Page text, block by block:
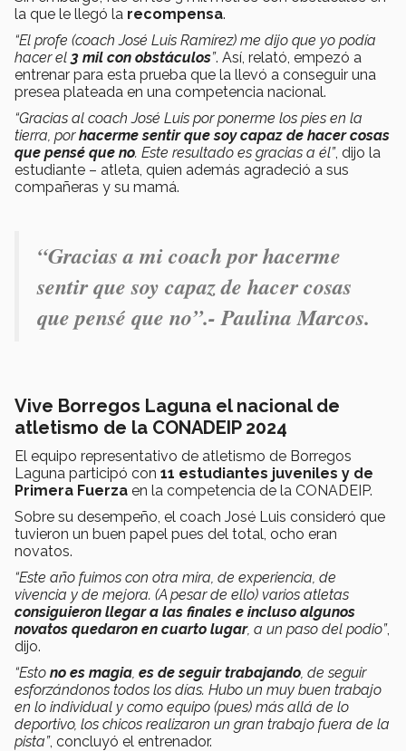
la que le llegó la recompensa.
“El profe (coach José Luis Ramírez) me dijo que yo podía
hacer el 3 mil con obstáculos”. Así, relató, empezó a
entrenar para esta prueba que la llevó a conseguir una
presea plateada en una competencia nacional.
“Gracias al coach José Luis por ponerme los pies en la
tierra, porhacerme sentir que soy capaz de hacer cosas
que pensé que no. Este resultado es gracias a él”, dijo la
estudiante – atleta, quien además agradeció a sus
compañeras y su mamá.
“Gracias a mi coach por hacerme
sentir que soy capaz de hacer cosas
que pensé que no”.- Paulina Marcos.
Vive Borregos Laguna el nacional de
atletismo de la CONADEIP 2024
El equipo representativo de atletismo de Borregos
Laguna participó con 11 estudiantes juveniles y de
Primera Fuerza en la competencia de la CONADEIP.
Sobre su desempeño, el coach José Luis consideró que
tuvieron un buen papel pues del total, ocho eran
novatos.
“Este año fuimos con otra mira, de experiencia, de
vivencia y de mejora. (A pesar de ello) varios atletas
consiguieron llegar a las finales e incluso algunos
novatos quedaron en cuarto lugar, a un paso del podio”,
dijo.
“Esto no es magia, es de seguir trabajando, de seguir
esforzándonos todos los días. Hubo un muy buen trabajo
en lo individual y como equipo (pues) más allá de lo
deportivo, los chicos realizaron un gran trabajo fuera de la
pista”, concluyó el entrenador.